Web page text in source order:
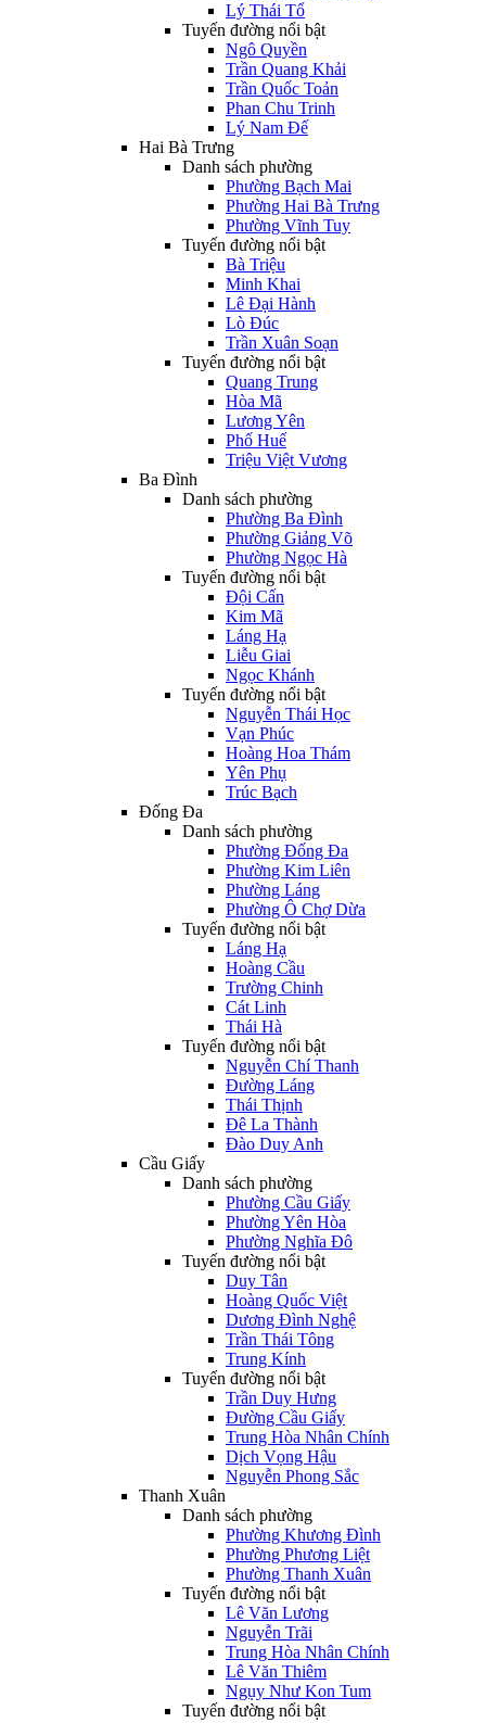
Lý Thái Tổ
Tuyến đường nổi bật
Ngô Quyền
Trần Quang Khải
Trần Quốc Toản
Phan Chu Trinh
Lý Nam Đế
Hai Bà Trưng
Danh sách phường
Phường Bạch Mai
Phường Hai Bà Trưng
Phường Vĩnh Tuy
Tuyến đường nổi bật
Bà Triệu
Minh Khai
Lê Đại Hành
Lò Đúc
Trần Xuân Soạn
Tuyến đường nổi bật
Quang Trung
Hòa Mã
Lương Yên
Phố Huế
Triệu Việt Vương
Ba Đình
Danh sách phường
Phường Ba Đình
Phường Giảng Võ
Phường Ngọc Hà
Tuyến đường nổi bật
Đội Cấn
Kim Mã
Láng Hạ
Liễu Giai
Ngọc Khánh
Tuyến đường nổi bật
Nguyễn Thái Học
Vạn Phúc
Hoàng Hoa Thám
Yên Phụ
Trúc Bạch
Đống Đa
Danh sách phường
Phường Đống Đa
Phường Kim Liên
Phường Láng
Phường Ô Chợ Dừa
Tuyến đường nổi bật
Láng Hạ
Hoàng Cầu
Trường Chinh
Cát Linh
Thái Hà
Tuyến đường nổi bật
Nguyễn Chí Thanh
Đường Láng
Thái Thịnh
Đê La Thành
Đào Duy Anh
Cầu Giấy
Danh sách phường
Phường Cầu Giấy
Phường Yên Hòa
Phường Nghĩa Đô
Tuyến đường nổi bật
Duy Tân
Hoàng Quốc Việt
Dương Đình Nghệ
Trần Thái Tông
Trung Kính
Tuyến đường nổi bật
Trần Duy Hưng
Đường Cầu Giấy
Trung Hòa Nhân Chính
Dịch Vọng Hậu
Nguyễn Phong Sắc
Thanh Xuân
Danh sách phường
Phường Khương Đình
Phường Phương Liệt
Phường Thanh Xuân
Tuyến đường nổi bật
Lê Văn Lương
Nguyễn Trãi
Trung Hòa Nhân Chính
Lê Văn Thiêm
Ngụy Như Kon Tum
Tuyến đường nổi bật